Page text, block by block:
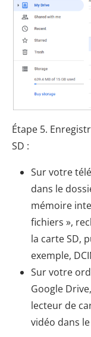
Étape 5.
SD :
Sur votre
dans le
mémoire
fichiers »,
la carte SD,
exemple,
Sur votre
Google
lecteur de
vidéo dans